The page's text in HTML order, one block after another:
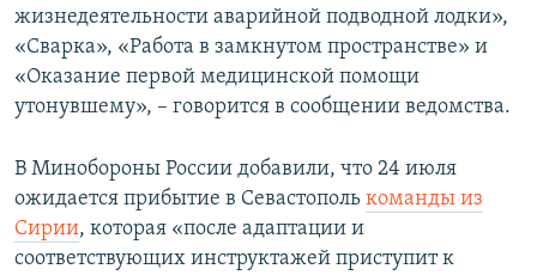
жизнедеятельности аварийной подводной лодки»,
«Сварка», «Работа в замкнутом пространстве» и
«Оказание первой медицинской помощи
утонувшему», – говорится в сообщении ведомства.
В Минобороны России добавили, что 24 июля
ожидается прибытие в Севастополь команды из
Сирии, которая «после адаптации и
соответствующих инструктажей приступит к